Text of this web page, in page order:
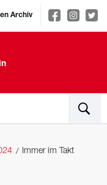
Archiv
Immer im Takt